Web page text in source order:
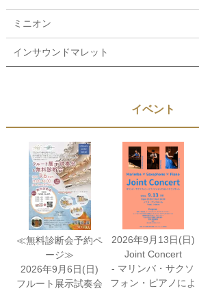
ミニオン
インサウンドマレット
イベント
≪無料診断会予約ペ
ージ≫
2026年9月6日(日)
フルート展示試奏会
2026年9月13日(日)
Joint Concert
- マリンバ・サクソ
フォン・ピアノによ